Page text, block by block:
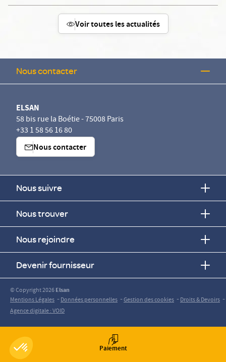
Paiement
Voir toutes les actualités
Nous contacter
ELSAN
58 bis rue la Boétie - 75008 Paris
+33 1 58 56 16 80
Nous contacter
Nous suivre
Nous trouver
Nous rejoindre
Devenir fournisseur
© Copyright 2026Elsan
Mentions Légales -Données personnelles -Gestion des cookies -Droits & Devoirs -
Agence digitale : VOID